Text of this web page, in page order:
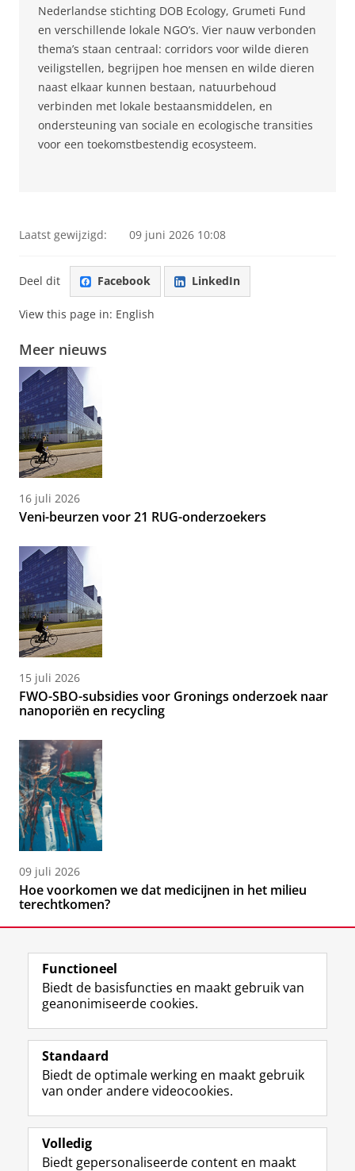
Nederlandse stichting DOB Ecology, Grumeti Fund
en verschillende lokale NGO’s. Vier nauw verbonden
thema’s staan centraal: corridors voor wilde dieren
veiligstellen, begrijpen hoe mensen en wilde dieren
naast elkaar kunnen bestaan, natuurbehoud
verbinden met lokale bestaansmiddelen, en
ondersteuning van sociale en ecologische transities
voor een toekomstbestendig ecosysteem.
Laatst gewijzigd: 09 juni 2026 10:08
Deel dit Facebook LinkedIn
View this page in: English
Meer nieuws
16 juli 2026
Veni-beurzen voor 21 RUG-onderzoekers
15 juli 2026
FWO-SBO-subsidies voor Gronings onderzoek naar
nanoporiën en recycling
09 juli 2026
Hoe voorkomen we dat medicijnen in het milieu
terechtkomen?
Volg de RUG
F
a
e
b
o
p
L
i
k
e
I
-
R
S
-
f
e
R
I
n
t
r
m
Y
o
T
e
k
Studiekiezers
Alumni
Functioneel
Biedt de basisfuncties en maakt gebruik van
geanonimiseerde cookies.
Standaard
Biedt de optimale werking en maakt gebruik
van onder andere videocookies.
Volledig
Biedt gepersonaliseerde content en maakt